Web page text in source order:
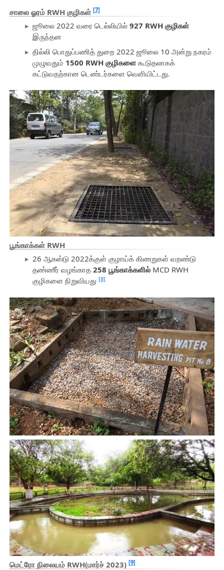
சாலை ஓரம் RWH குழிகள் [7]
ஜூலை 2022 வரை டெல்லியில்927 RWH குழிகள்
இருந்தன
தில்லி பொதுப்பணித் துறை 2022 ஜூலை 10 அன்று நகரம்
முழுவதும் 1500 RWH குழிகளைகூடுதலாகக்
கட்டுவதற்கான டெண்டர்களை வெளியிட்டது.
பூங்காக்கள் RWH
26 ஆகஸ்டு 2022க்குள் குழாய்க் கிணறுகள் வறண்டு
தண்ணீர் வழங்காத258 பூங்காக்களில் MCD RWH
குழிகளை நிறுவியது [8]
மெட்ரோ நிலையம் RWH(மார்ச் 2023) [9]